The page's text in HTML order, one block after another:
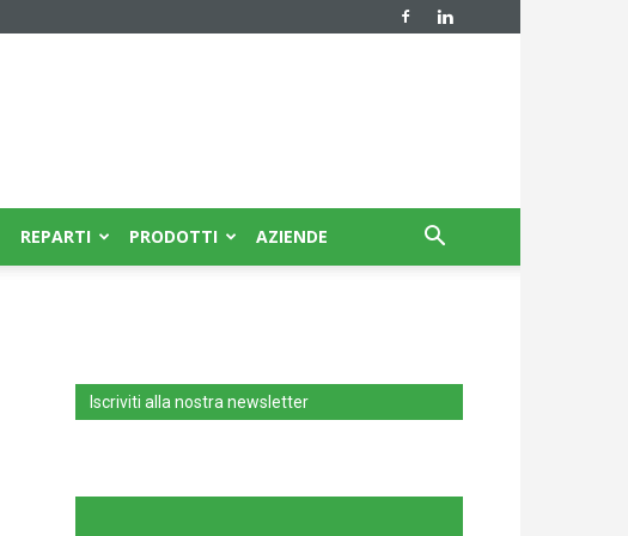
REPARTI PRODOTTI AZIENDE
Iscriviti alla nostra newsletter